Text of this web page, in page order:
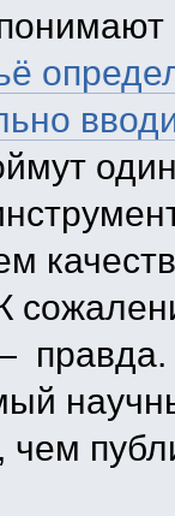
правда.
чем